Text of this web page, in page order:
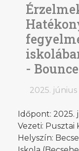
-
2025. június
Időpont: 2025.
Vezeti: Pusztai
Helyszín: